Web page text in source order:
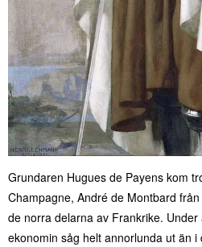
Grundaren Hugues de Payens kom
Champagne, André de Montbard
de norra delarna av Frankrike.
ekonomin såg helt annorlunda ut än